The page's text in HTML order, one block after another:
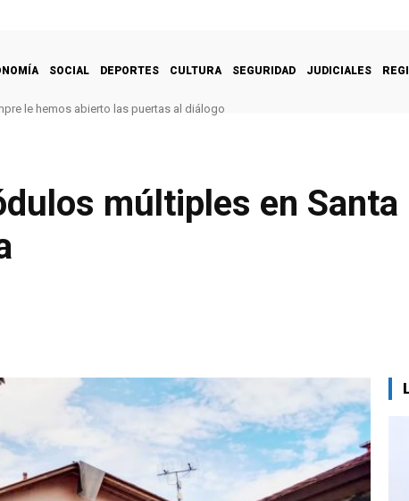
SOCIAL DEPORTES CULTURA SEGURIDAD JUDICIALES
le hemos abierto las puertas al diálogo
múltiples en Santa